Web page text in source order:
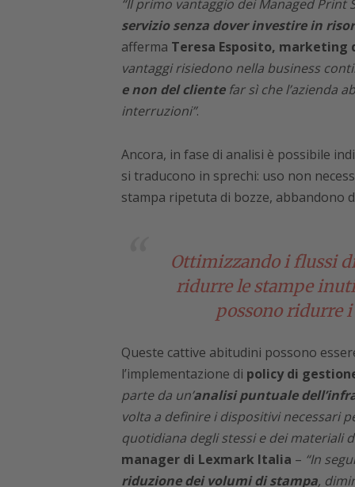
“Il primo vantaggio dei Managed Print
servizio senza dover investire in
afferma Teresa Esposito, marketing
vantaggi risiedono nella business
e non del clientefar sì che l’azienda
interruzioni”.
Ancora, in fase di analisi è possibile
si traducono in sprechi: uso non
stampa ripetuta di bozze, abbandono
Ottimizzando i flussi
ridurre le stampe
possono ridurre
Queste cattive abitudini possono
l’implementazione di policy di
parte da un’analisi puntuale
volta a definire i dispositivi necessari
quotidiana degli stessi e dei materiali
manager di Lexmark Italia – “In
riduzione dei volumi di stampa,